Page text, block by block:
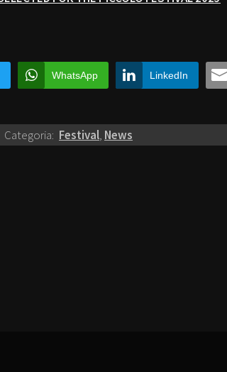
WhatsApp LinkedIn
Categoria: Festival, News